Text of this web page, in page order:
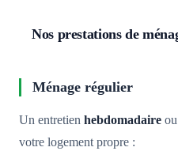
Nos prestations de
Ménage régulier
Un entretien hebdomadaire ou
votre logement propre :